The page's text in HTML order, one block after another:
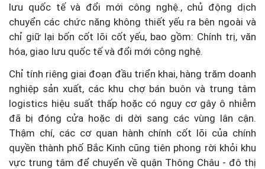
lưu quốc tế và đổi mới công nghệ., chủ động dịch
chuyển các chức năng không thiết yếu ra bên ngoài và
chỉ giữ lại bốn cốt lõi cốt yếu, bao gồm: Chính trị, văn
hóa, giao lưu quốc tế và đổi mới công nghệ.
Chỉ tính riêng giai đoạn đầu triển khai, hàng trăm doanh
nghiệp sản xuất, các khu chợ bán buôn và trung tâm
logistics hiệu suất thấp hoặc có nguy cơ gây ô nhiễm
đã bị đóng cửa hoặc di dời sang các vùng lân cận.
Thậm chí, các cơ quan hành chính cốt lõi của chính
quyền thành phố Bắc Kinh cũng tiên phong rời khỏi khu
vực trung tâm để chuyển về quận Thông Châu - đô thị